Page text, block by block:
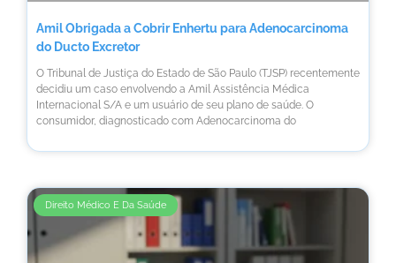
Amil Obrigada a Cobrir Enhertu para Adenocarcinoma
do Ducto Excretor
O Tribunal de Justiça do Estado de São Paulo (TJSP) recentemente
decidiu um caso envolvendo a Amil Assistência Médica
Internacional S/A e um usuário de seu plano de saúde. O
consumidor, diagnosticado com Adenocarcinoma do
Direito Médico E Da Saúde